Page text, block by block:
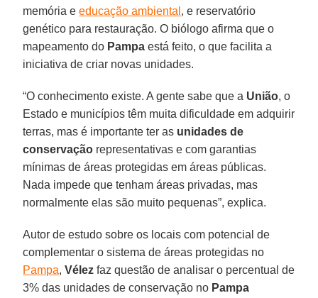
memória eeducação ambiental , e reservatório
genético para restauração. O biólogo afirma que o
mapeamento do Pampa está feito, o que facilita a
iniciativa de criar novas unidades.
“O conhecimento existe. A gente sabe que a União, o
Estado e municípios têm muita dificuldade em adquirir
terras, mas é importante ter as unidades de
conservação representativas e com garantias
mínimas de áreas protegidas em áreas públicas.
Nada impede que tenham áreas privadas, mas
normalmente elas são muito pequenas”, explica.
Autor de estudo sobre os locais com potencial de
complementar o sistema de áreas protegidas no
Pampa,Vélez faz questão de analisar o percentual de
3% das unidades de conservação no Pampa